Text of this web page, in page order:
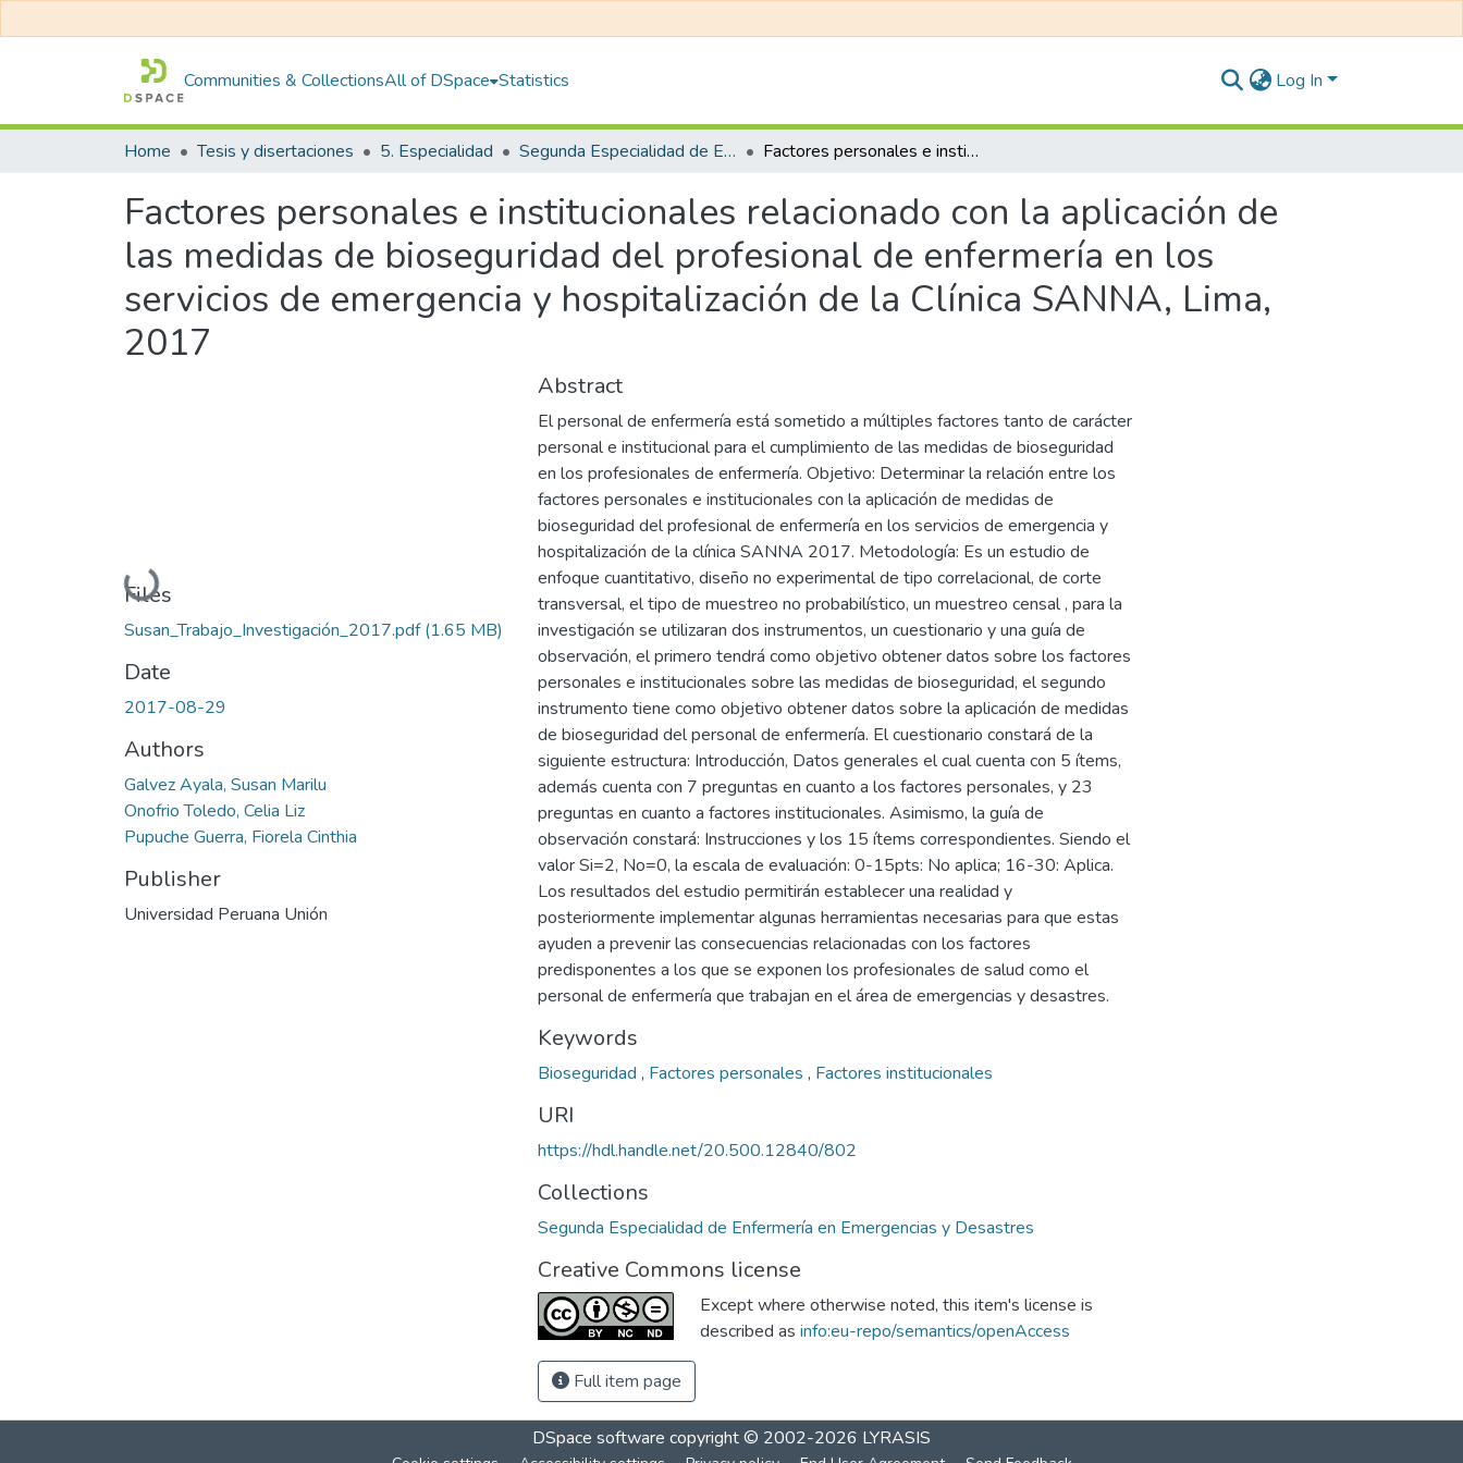
Communities & CollectionsAll of DSpace Statistics Log In
Home Tesis y disertaciones 5. Especialidad Segunda Especialidad de Enfermería en Emergencias y Desastres Factores personales e institucionales relacionado con la aplicación de las medidas de bioseguridad del profesional de enfermería en los servicios de emergencia y hospitalización de la Clínica SANNA, Lima, 2017
Factores personales e institucionales relacionado con la aplicación de
las medidas de bioseguridad del profesional de enfermería en los
servicios de emergencia y hospitalización de la Clínica SANNA, Lima,
2017
Loading...
Files
Susan_Trabajo_Investigación_2017.pdf(1.65 MB)
Date
2017-08-29
Authors
Galvez Ayala, Susan Marilu
Onofrio Toledo, Celia Liz
Pupuche Guerra, Fiorela Cinthia
Publisher
Universidad Peruana Unión
Abstract
El personal de enfermería está sometido a múltiples factores tanto de carácter
personal e institucional para el cumplimiento de las medidas de bioseguridad
en los profesionales de enfermería. Objetivo: Determinar la relación entre los
factores personales e institucionales con la aplicación de medidas de
bioseguridad del profesional de enfermería en los servicios de emergencia y
hospitalización de la clínica SANNA 2017. Metodología: Es un estudio de
enfoque cuantitativo, diseño no experimental de tipo correlacional, de corte
transversal, el tipo de muestreo no probabilístico, un muestreo censal , para la
investigación se utilizaran dos instrumentos, un cuestionario y una guía de
observación, el primero tendrá como objetivo obtener datos sobre los factores
personales e institucionales sobre las medidas de bioseguridad, el segundo
instrumento tiene como objetivo obtener datos sobre la aplicación de medidas
de bioseguridad del personal de enfermería. El cuestionario constará de la
siguiente estructura: Introducción, Datos generales el cual cuenta con 5 ítems,
además cuenta con 7 preguntas en cuanto a los factores personales, y 23
preguntas en cuanto a factores institucionales. Asimismo, la guía de
observación constará: Instrucciones y los 15 ítems correspondientes. Siendo el
valor Si=2, No=0, la escala de evaluación: 0-15pts: No aplica; 16-30: Aplica.
Los resultados del estudio permitirán establecer una realidad y
posteriormente implementar algunas herramientas necesarias para que estas
ayuden a prevenir las consecuencias relacionadas con los factores
predisponentes a los que se exponen los profesionales de salud como el
personal de enfermería que trabajan en el área de emergencias y desastres.
Keywords
Bioseguridad , Factores personales , Factores institucionales
URI
https://hdl.handle.net/20.500.12840/802
Collections
Segunda Especialidad de Enfermería en Emergencias y Desastres
Creative Commons license
Except where otherwise noted, this item's license is
described as info:eu-repo/semantics/openAccess
Full item page
DSpace software copyright © 2002-2026 LYRASIS